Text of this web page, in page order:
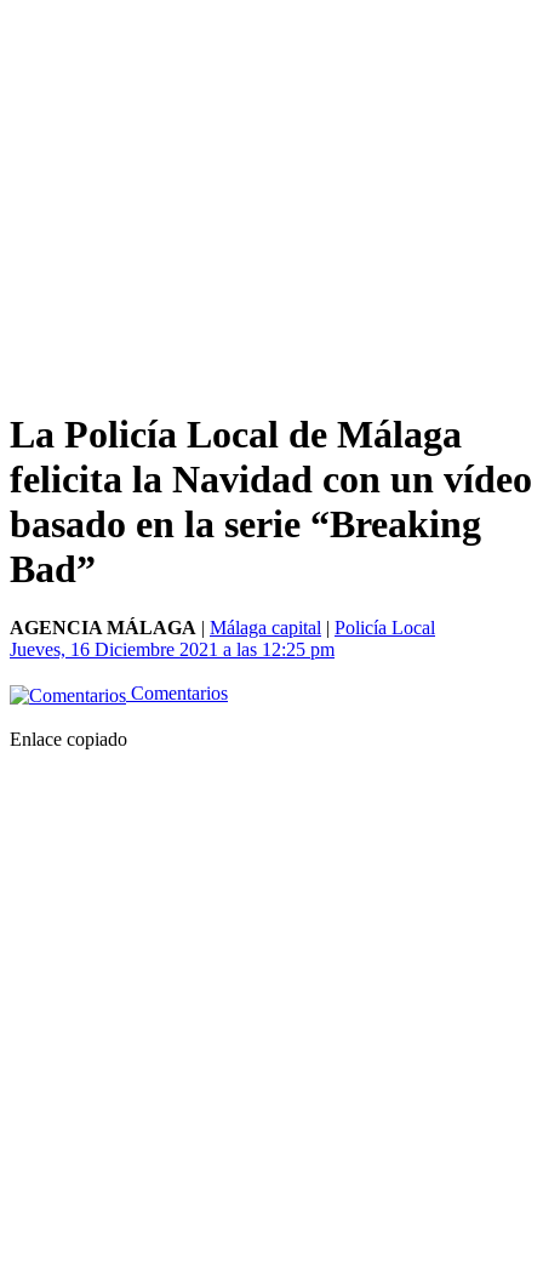
La Policía Local de Málaga
felicita la Navidad con un vídeo
basado en la serie “Breaking
Bad”
AGENCIA MÁLAGA | Málaga capital | Policía Local
Jueves, 16 Diciembre 2021 a las 12:25 pm
Comentarios
Enlace copiado